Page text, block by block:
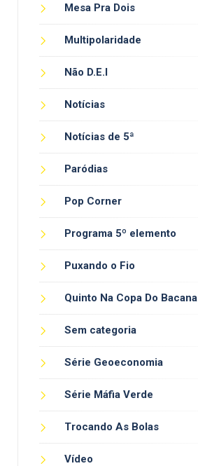
Mesa Pra Dois
Multipolaridade
Não D.E.I
Notícias
Notícias de 5ª
Paródias
Pop Corner
Programa 5º elemento
Puxando o Fio
Quinto Na Copa Do Bacana
Sem categoria
Série Geoeconomia
Série Máfia Verde
Trocando As Bolas
Vídeo